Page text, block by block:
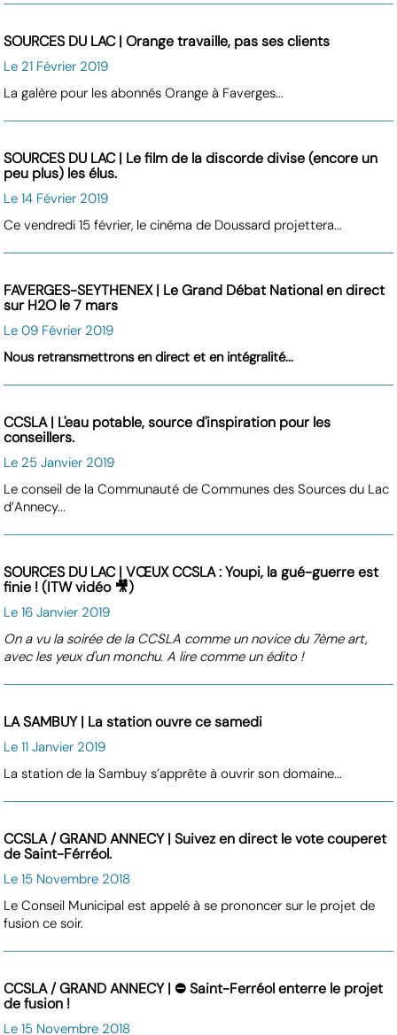
SOURCES DU LAC | Orange travaille, pas ses clients
Le 21 Février 2019
La galère pour les abonnés Orange à Faverges...
SOURCES DU LAC | Le film de la discorde divise (encore un
peu plus) les élus.
Le 14 Février 2019
Ce vendredi 15 février, le cinéma de Doussard projettera...
FAVERGES-SEYTHENEX | Le Grand Débat National en direct
sur H2O le 7 mars
Le 09 Février 2019
Nous retransmettrons en direct et en intégralité...
CCSLA | L'eau potable, source d'inspiration pour les
conseillers.
Le 25 Janvier 2019
Le conseil de la Communauté de Communes des Sources du Lac
d’Annecy...
SOURCES DU LAC | VŒUX CCSLA : Youpi, la gué-guerre est
finie ! (ITW vidéo 🎥)
Le 16 Janvier 2019
On a vu la soirée de la CCSLA comme un novice du 7ème art,
avec les yeux d'un monchu. A lire comme un édito !
LA SAMBUY | La station ouvre ce samedi
Le 11 Janvier 2019
La station de la Sambuy s’apprête à ouvrir son domaine...
CCSLA / GRAND ANNECY | Suivez en direct le vote couperet
de Saint-Férréol.
Le 15 Novembre 2018
Le Conseil Municipal est appelé à se prononcer sur le projet de
fusion ce soir.
CCSLA / GRAND ANNECY | ⛔ Saint-Ferréol enterre le projet
de fusion !
Le 15 Novembre 2018